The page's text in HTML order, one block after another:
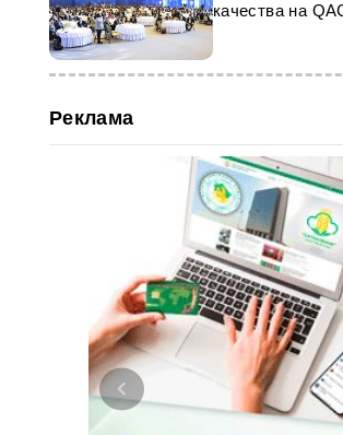
качества на
Ашхабаде
Реклама